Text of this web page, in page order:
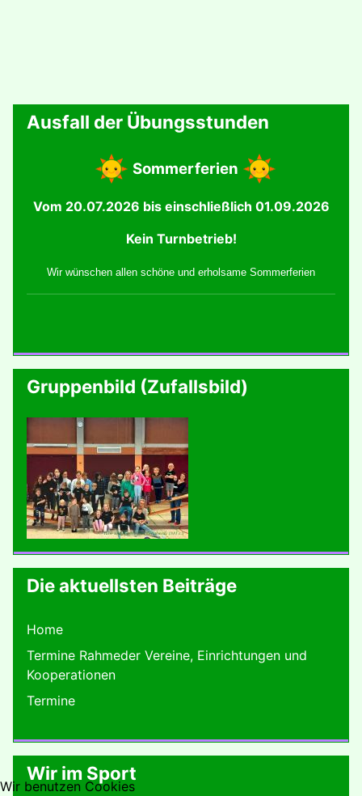
Ausfall der Übungsstunden
Sommerferien
Vom 20.07.2026 bis einschließlich 01.09.2026
Kein Turnbetrieb!
Wir wünschen allen schöne und erholsame Sommerferien
Gruppenbild (Zufallsbild)
Die aktuellsten Beiträge
Home
Termine Rahmeder Vereine, Einrichtungen und
Kooperationen
Termine
Wir im Sport
Wir benutzen Cookies